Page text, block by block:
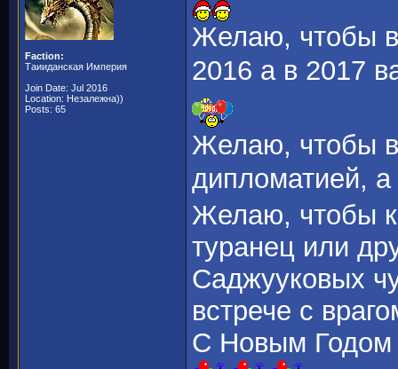
Faction:
Таииданская Империя
Join Date: Jul 2016
Location: Незалежна))
Posts: 65
Желаю, чтобы
2016 а в 2017
Желаю, чтобы
дипломатией,
Желаю, чтобы
туранец или
Саджууковых
встрече с
С Новым Годом